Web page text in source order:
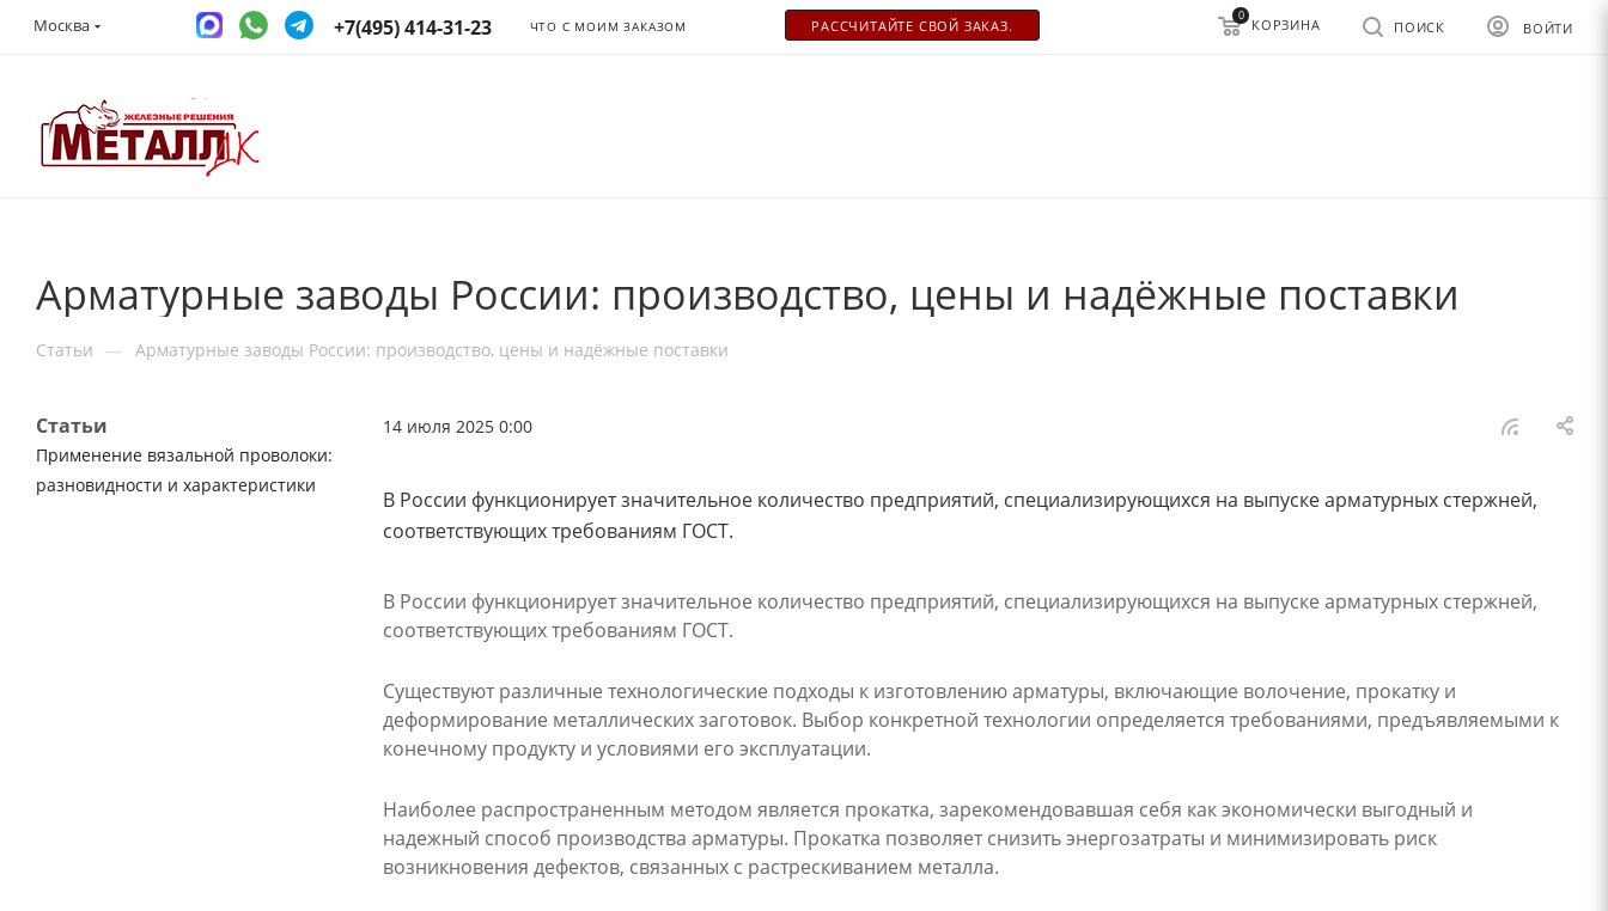
Москва +7(495) 414-31-23 ЧТО С МОИМ ЗАКАЗОМ РАСCЧИТАЙТЕ СВОЙ ЗАКАЗ. ВОЙТИ
ПОИСК
0
КОРЗИНА
Арматурные заводы России: производство, цены и надёжные поставки
Статьи — Арматурные заводы России: производство, цены и надёжные поставки
14 июля 2025 0:00
В России функционирует значительное количество предприятий, специализирующихся на выпуске арматурных стержней,
соответствующих требованиям ГОСТ.
В России функционирует значительное количество предприятий, специализирующихся на выпуске арматурных стержней,
соответствующих требованиям ГОСТ.
Существуют различные технологические подходы к изготовлению арматуры, включающие волочение, прокатку и
деформирование металлических заготовок. Выбор конкретной технологии определяется требованиями, предъявляемыми к
конечному продукту и условиями его эксплуатации.
Наиболее распространенным методом является прокатка, зарекомендовавшая себя как экономически выгодный и
надежный способ производства арматуры. Прокатка позволяет снизить энергозатраты и минимизировать риск
возникновения дефектов, связанных с растрескиванием металла.
Статьи
Применение вязальной проволоки:
разновидности и характеристики